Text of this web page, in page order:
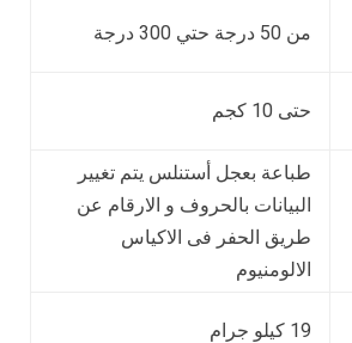
من 50 درجة حتي 300 درجة
حتى 10 كجم
طباعة بعجل أستنلس يتم تغيير
البيانات بالحروف و الارقام عن
طريق الحفر فى الاكياس
الالومنيوم
19 كيلو جرام